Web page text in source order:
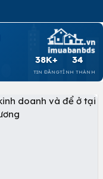
38K+
TIN ĐĂNG
34
TỈNH THÀNH